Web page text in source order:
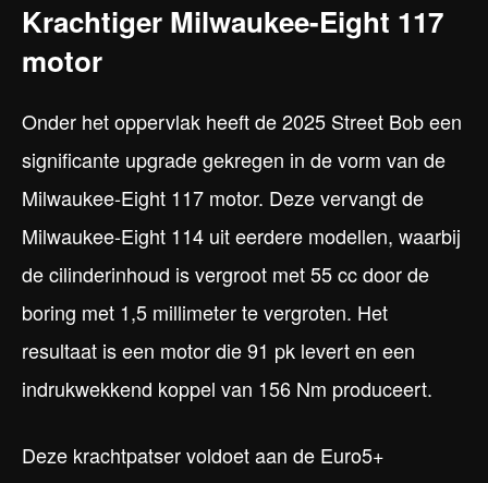
Krachtiger Milwaukee-Eight 117
motor
Onder het oppervlak heeft de 2025 Street Bob een
significante upgrade gekregen in de vorm van de
Milwaukee-Eight 117 motor. Deze vervangt de
Milwaukee-Eight 114 uit eerdere modellen, waarbij
de cilinderinhoud is vergroot met 55 cc door de
boring met 1,5 millimeter te vergroten. Het
resultaat is een motor die 91 pk levert en een
indrukwekkend koppel van 156 Nm produceert.
Deze krachtpatser voldoet aan de Euro5+